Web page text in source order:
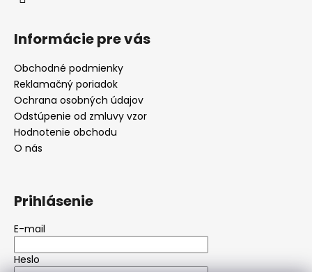
Informácie pre vás
Obchodné podmienky
Reklamačný poriadok
Ochrana osobných údajov
Odstúpenie od zmluvy vzor
Hodnotenie obchodu
O nás
Prihlásenie
E-mail
Heslo